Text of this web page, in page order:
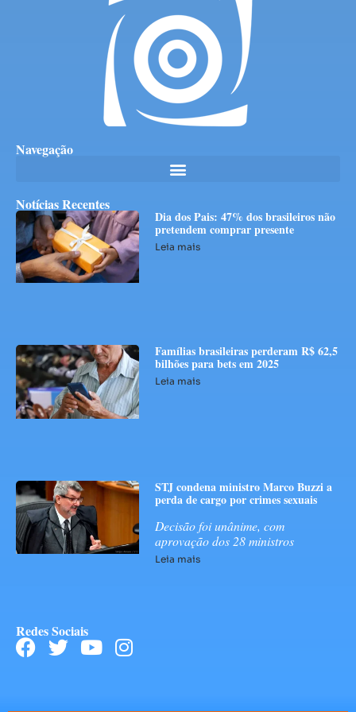
Navegação
Notícias Recentes
Dia dos Pais: 47% dos brasileiros não
pretendem comprar presente
Leia mais
Famílias brasileiras perderam R$ 62,5
bilhões para bets em 2025
Leia mais
STJ condena ministro Marco Buzzi a
perda de cargo por crimes sexuais
Decisão foi unânime, com
aprovação dos 28 ministros
Leia mais
Redes Sociais